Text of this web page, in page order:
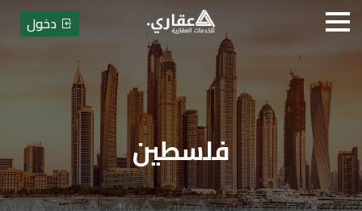
عقاري للخدمات العقارية - بيع
فلسطين
دخول